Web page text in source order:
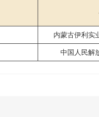
内蒙古伊利实
中国人民解